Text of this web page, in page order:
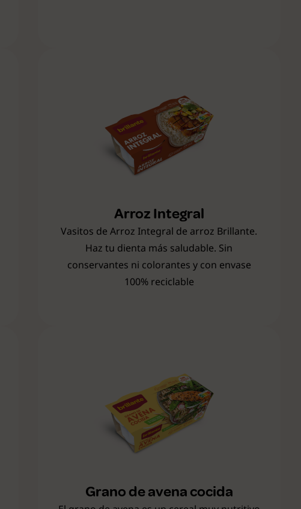
Arroz Integral
Vasitos de Arroz Integral de arroz Brillante.
Haz tu dienta más saludable. Sin
conservantes ni colorantes y con envase
100% reciclable
Grano de avena cocida